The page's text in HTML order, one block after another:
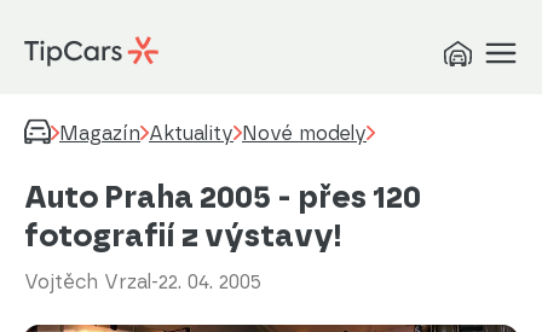
Magazín Aktuality Nové modely
Auto Praha 2005 - přes 120
fotografií z výstavy!
Vojtěch Vrzal -22. 04. 2005